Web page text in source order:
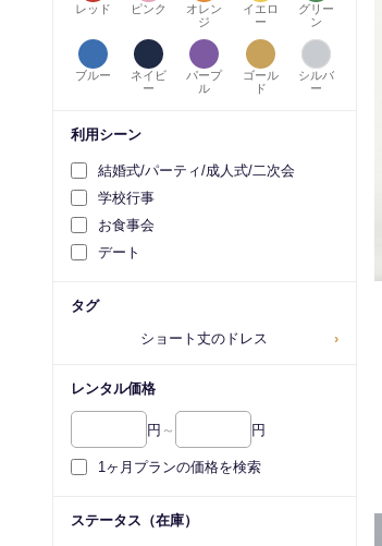
レッド ピンク
オレン
ジ
イエロ
ー
グリー
ン
ブルー
ネイビ
ー
パープ
ル
ゴール
ド
シルバ
ー
利用シーン
結婚式/パーティ/成人式/二次会
学校行事
お食事会
デート
タグ
ショート丈のドレス
›
レンタル価格
円 ～ 円
1ヶ月プランの価格を検索
ステータス（在庫）